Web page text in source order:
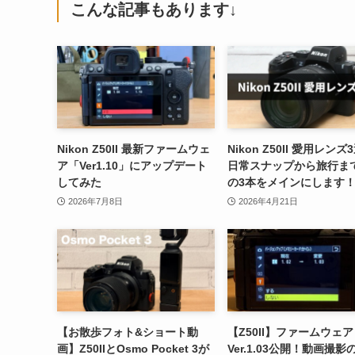
こんな記事もあります↓
Nikon Z50II 最新ファームウェ
ア「Ver1.10」にアップデート
してみた
2026年7月8日
Nikon Z50II 愛用レンズ
日常スナップから旅行ま
の3本をメインにします！
2026年4月21日
【お散歩フォト&ショート動
画】Z50IIとOsmo Pocket 3が
【Z50II】ファームウェア
Ver.1.03公開！動画撮影